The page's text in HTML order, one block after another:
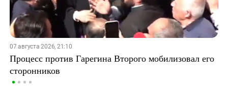
07 августа 2026, 21:10
Процесс против Гарегина Второго мобилизовал его
сторонников